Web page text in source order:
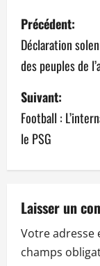
N
a
v
i
g
a
i
o
Précédent:
Déclaration
des peuples de
Suivant:
Football :
le PSG
Laisser un
Votre adresse
champs